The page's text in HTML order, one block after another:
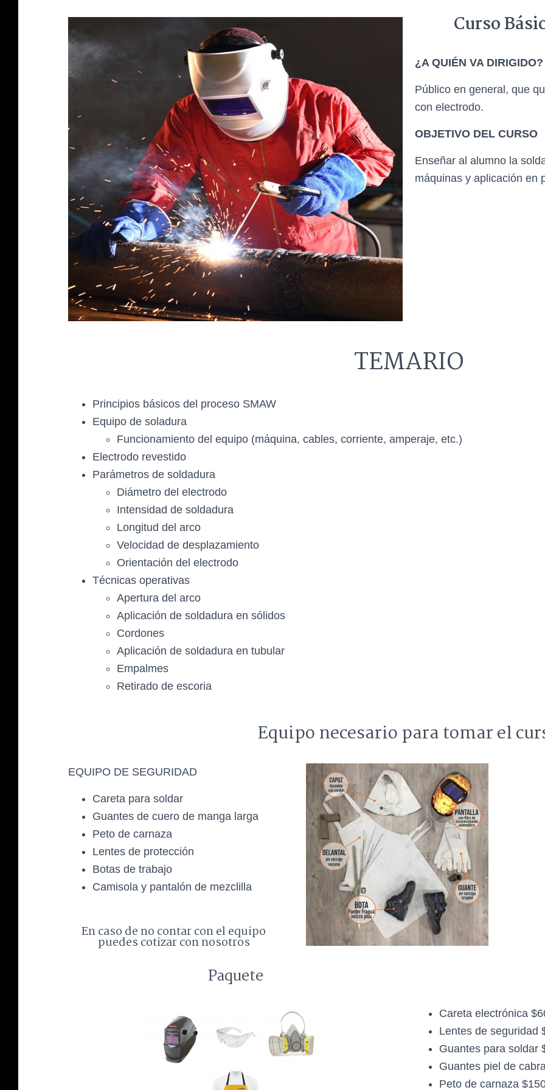
Curso
¿A QUIÉN VA DIRIGIDO?
Público en general, que
con electrodo.
OBJETIVO DEL CURSO
Enseñar al alumno la
máquinas y aplicación en
TEMARIO
Principios básicos del proceso SMAW
Equipo de soladura
Funcionamiento del equipo (máquina, cables, corriente, amperaje, etc.)
Electrodo revestido
Parámetros de soldadura
Diámetro del electrodo
Intensidad de soldadura
Longitud del arco
Velocidad de desplazamiento
Orientación del electrodo
Técnicas operativas
Apertura del arco
Aplicación de soldadura en sólidos
Cordones
Aplicación de soldadura en tubular
Empalmes
Retirado de escoria
Equipo necesario para tomar el
EQUIPO DE SEGURIDAD
Careta para soldar
Guantes de cuero de manga larga
Peto de carnaza
Lentes de protección
Botas de trabajo
Camisola y pantalón de mezclilla
En caso de no contar con el equipo
puedes cotizar con nosotros
Paquete
Careta electrónica
Lentes de seguridad
Guantes para soldar
Guantes piel de
Peto de carnaza